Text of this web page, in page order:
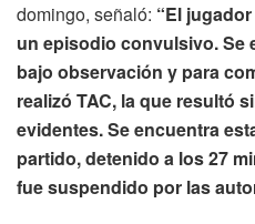
domingo, señaló: “El
un episodio convulsivo. Se
bajo observación y para
realizó TAC, la que resultó
evidentes. Se encuentra
partido, detenido a los 27
fue suspendido por las